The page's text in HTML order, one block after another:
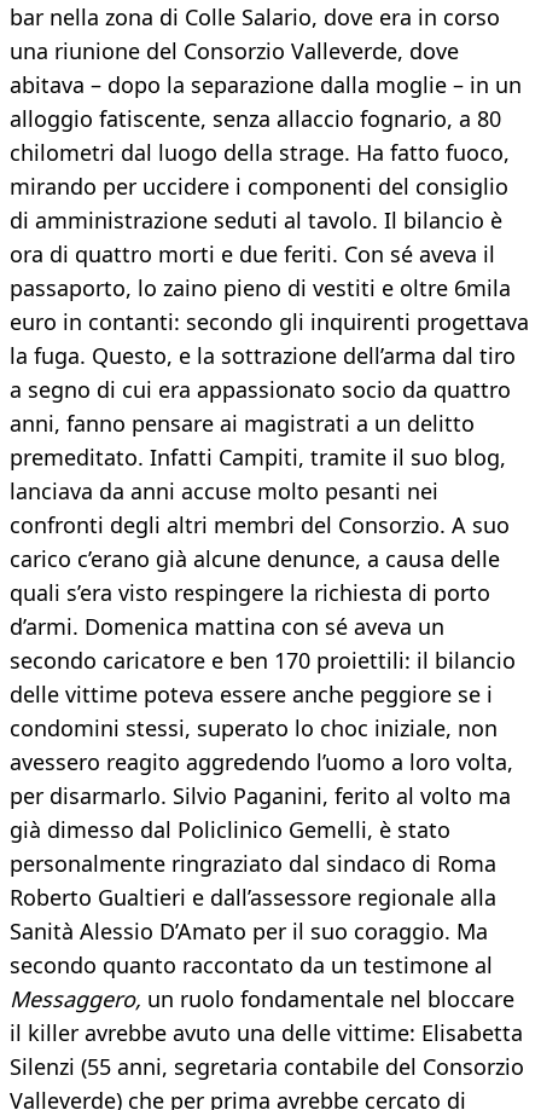
bar nella zona di Colle Salario, dove era in corso
una riunione del Consorzio Valleverde, dove
abitava – dopo la separazione dalla moglie – in un
alloggio fatiscente, senza allaccio fognario, a 80
chilometri dal luogo della strage. Ha fatto fuoco,
mirando per uccidere i componenti del consiglio
di amministrazione seduti al tavolo. Il bilancio è
ora di quattro morti e due feriti. Con sé aveva il
passaporto, lo zaino pieno di vestiti e oltre 6mila
euro in contanti: secondo gli inquirenti progettava
la fuga. Questo, e la sottrazione dell’arma dal tiro
a segno di cui era appassionato socio da quattro
anni, fanno pensare ai magistrati a un delitto
premeditato. Infatti Campiti, tramite il suo blog,
lanciava da anni accuse molto pesanti nei
confronti degli altri membri del Consorzio. A suo
carico c’erano già alcune denunce, a causa delle
quali s’era visto respingere la richiesta di porto
d’armi. Domenica mattina con sé aveva un
secondo caricatore e ben 170 proiettili: il bilancio
delle vittime poteva essere anche peggiore se i
condomini stessi, superato lo choc iniziale, non
avessero reagito aggredendo l’uomo a loro volta,
per disarmarlo. Silvio Paganini, ferito al volto ma
già dimesso dal Policlinico Gemelli, è stato
personalmente ringraziato dal sindaco di Roma
Roberto Gualtieri e dall’assessore regionale alla
Sanità Alessio D’Amato per il suo coraggio. Ma
secondo quanto raccontato da un testimone al
Messaggero, un ruolo fondamentale nel bloccare
il killer avrebbe avuto una delle vittime: Elisabetta
Silenzi (55 anni, segretaria contabile del Consorzio
Valleverde) che per prima avrebbe cercato di